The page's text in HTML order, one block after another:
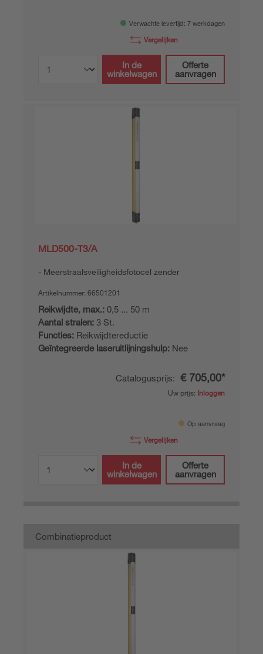
Verwachte levertijd: 7 werkdagen
Vergelijken
In de
winkelwagen
Offerte
aanvragen
MLD500-T3/A
Meerstraalsveiligheidsfotocel zender
Artikelnummer: 66501201
Reikwijdte, max.: 0,5 ... 50 m
Aantal stralen: 3 St.
Functies: Reikwijdtereductie
Geïntegreerde laseruitlijningshulp: Nee
Catalogusprijs: € 705,00*
Uw prijs: Inloggen
Op aanvraag
Vergelijken
In de
winkelwagen
Offerte
aanvragen
Combinatieproduct